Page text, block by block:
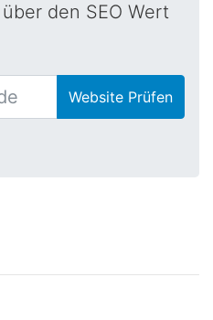
den SEO Wert
Website Prüfen